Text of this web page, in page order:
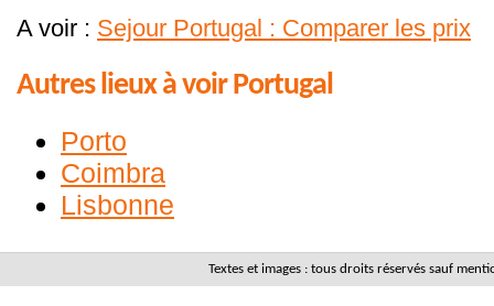
A voir : Sejour Portugal : Comparer les prix
Autres lieux à voir Portugal
Porto
Coimbra
Lisbonne
Textes et images : tous droits réservés sauf